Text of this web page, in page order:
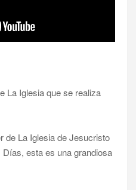
La Iglesia que se realiza
de La Iglesia de Jesucristo
esta es una grandiosa